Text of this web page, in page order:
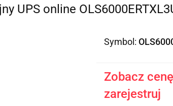
UPS online
Symbol:
Zobacz
zarejestruj